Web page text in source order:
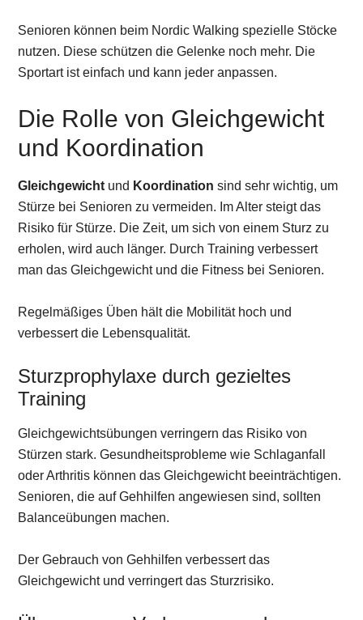
Senioren können beim Nordic Walking spezielle Stöcke
nutzen. Diese schützen die Gelenke noch mehr. Die
Sportart ist einfach und kann jeder anpassen.
Die Rolle von Gleichgewicht
und Koordination
Gleichgewicht und Koordination sind sehr wichtig, um
Stürze bei Senioren zu vermeiden. Im Alter steigt das
Risiko für Stürze. Die Zeit, um sich von einem Sturz zu
erholen, wird auch länger. Durch Training verbessert
man das Gleichgewicht und die Fitness bei Senioren.
Regelmäßiges Üben hält die Mobilität hoch und
verbessert die Lebensqualität.
Sturzprophylaxe durch gezieltes
Training
Gleichgewichtsübungen verringern das Risiko von
Stürzen stark. Gesundheitsprobleme wie Schlaganfall
oder Arthritis können das Gleichgewicht beeinträchtigen.
Senioren, die auf Gehhilfen angewiesen sind, sollten
Balanceübungen machen.
Der Gebrauch von Gehhilfen verbessert das
Gleichgewicht und verringert das Sturzrisiko.